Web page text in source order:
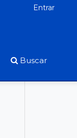
Buscar
Entrar